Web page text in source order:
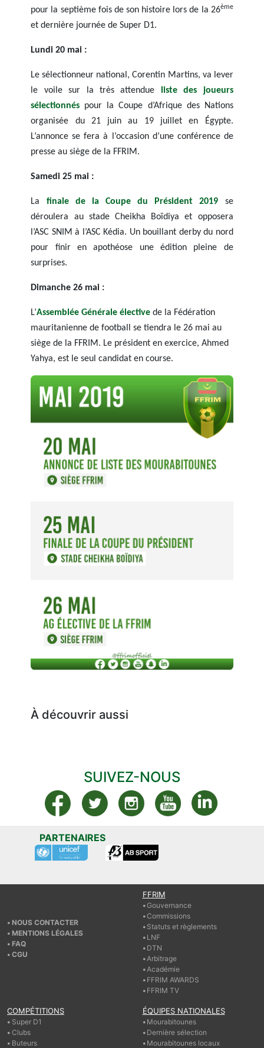
pour la septième fois de son histoire lors de la 26ème
et dernière journée de Super D1.
Lundi 20 mai :
Le sélectionneur national, Corentin Martins, va lever
le voile sur la très attendue
liste des joueurs
sélectionnés pour la Coupe d’Afrique des Nations
organisée du 21 juin au 19 juillet en Égypte.
L’annonce se fera à l’occasion d’une conférence de
presse au siège de la FFRIM.
Samedi 25 mai :
La finale de la Coupe du Président 2019 se
déroulera au stade Cheikha Boïdiya et opposera
l’ASC SNIM à l’ASC Kédia. Un bouillant derby du nord
pour finir en apothéose une édition pleine de
surprises.
Dimanche 26 mai :
L’Assemblée Générale élective de la Fédération
mauritanienne de football se tiendra le 26 mai au
siège de la FFRIM. Le président en exercice, Ahmed
Yahya, est le seul candidat en course.
À découvrir aussi
SUIVEZ-NOUS
PARTENAIRES
NOUS CONTACTER
MENTIONS LÉGALES
FAQ
CGU
FFRIM
Gouvernance
Commissions
Statuts et règlements
LNF
DTN
Arbitrage
Académie
FFRIM AWARDS
FFRIM TV
COMPÉTITIONS
Super D1
Clubs
Buteurs
ÉQUIPES NATIONALES
Mourabitounes
Dernière sélection
Mourabitounes locaux